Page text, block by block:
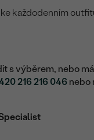
každodenním
s výběrem, nebo
216 216 046 nebo